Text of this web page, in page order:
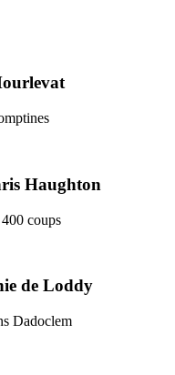
Haughton
coups
de Loddy
Dadoclem